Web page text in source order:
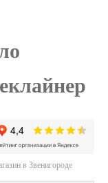
в Звенигороде